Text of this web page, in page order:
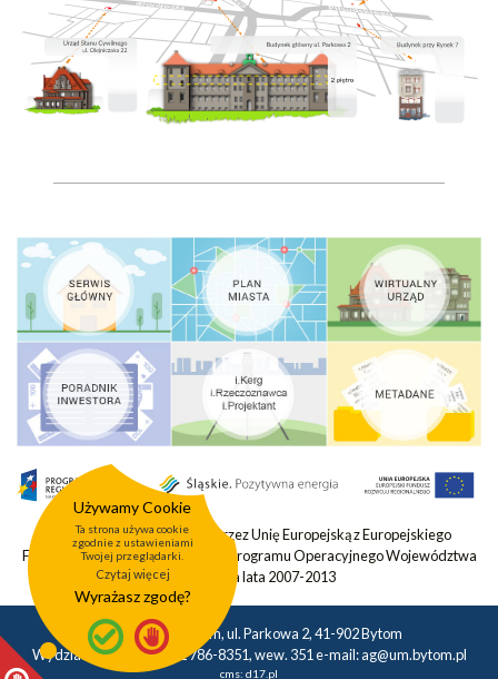
Projekt współfinansowany przez Unię Europejską z Europejskiego
Funduszu Rozwoju Regionalnego Programu Operacyjnego Województwa
Śląskiego na lata 2007-2013
Urząd Miasta Bytom, ul. Parkowa 2, 41-902 Bytom
Wydział Geodezji tel.: 32 786-8351, wew. 351 e-mail:ag@um.bytom.pl
cms: d17.pl
Używamy Cookie
Ta strona używa cookie
zgodnie z ustawieniami
Twojej przeglądarki.
Czytaj więcej
Wyrażasz zgodę?